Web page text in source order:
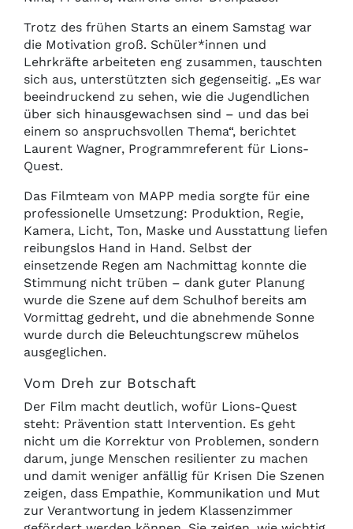
Trotz des frühen Starts an einem Samstag war
die Motivation groß. Schüler*innen und
Lehrkräfte arbeiteten eng zusammen, tauschten
sich aus, unterstützten sich gegenseitig. „Es war
beeindruckend zu sehen, wie die Jugendlichen
über sich hinausgewachsen sind – und das bei
einem so anspruchsvollen Thema“, berichtet
Laurent Wagner, Programmreferent für Lions-
Quest.
Das Filmteam von MAPP media sorgte für eine
professionelle Umsetzung: Produktion, Regie,
Kamera, Licht, Ton, Maske und Ausstattung liefen
reibungslos Hand in Hand. Selbst der
einsetzende Regen am Nachmittag konnte die
Stimmung nicht trüben – dank guter Planung
wurde die Szene auf dem Schulhof bereits am
Vormittag gedreht, und die abnehmende Sonne
wurde durch die Beleuchtungscrew mühelos
ausgeglichen.
Vom Dreh zur Botschaft
Der Film macht deutlich, wofür Lions-Quest
steht: Prävention statt Intervention. Es geht
nicht um die Korrektur von Problemen, sondern
darum, junge Menschen resilienter zu machen
und damit weniger anfällig für Krisen Die Szenen
zeigen, dass Empathie, Kommunikation und Mut
zur Verantwortung in jedem Klassenzimmer